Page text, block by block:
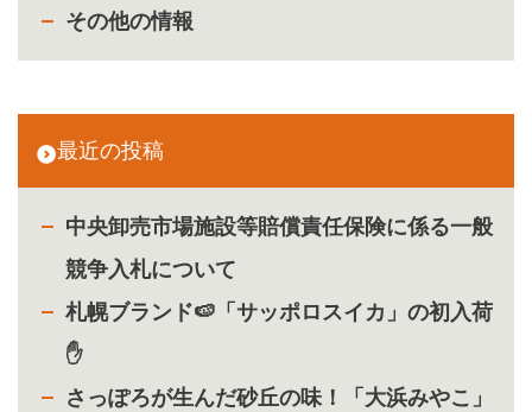
その他の情報
最近の投稿
中央卸売市場施設等賠償責任保険に係る一般
競争入札について
札幌ブランド🍉「サッポロスイカ」の初入荷
✋
さっぽろが生んだ砂丘の味！「大浜みやこ」